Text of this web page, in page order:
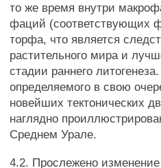
то же время внутри
фаций (соответствующих
торфа, что является
растительного мира и
стадии раннего
определяемого в свою
новейших тектонических
наглядно
Среднем Урале.
4.2. Прослежено